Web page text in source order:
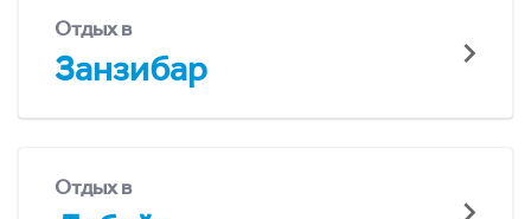
Отдых в
Занзибар
Отдых в